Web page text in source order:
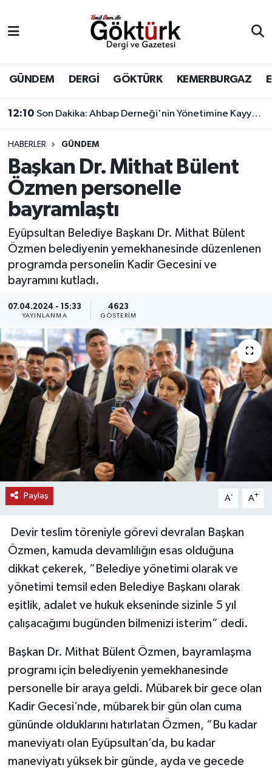
GÜNDEM DERGİ GÖKTÜRK KEMERBURGAZ
12:10 Son Dakika: Ahbap Derneği'nin Yönetimine Kayyum Atandı
HABERLER GÜNDEM
Başkan Dr. Mithat Bülent
Özmen personelle
bayramlaştı
Eyüpsultan Belediye Başkanı Dr. Mithat Bülent
Özmen belediyenin yemekhanesinde düzenlenen
programda personelin Kadir Gecesini ve
bayramını kutladı.
07.04.2024 - 15:33
YAYINLANMA
4623
GÖSTERIM
Paylaş A- A+
Devir teslim töreniyle görevi devralan Başkan
Özmen, kamuda devamlılığın esas olduğuna
dikkat çekerek, “Belediye yönetimi olarak ve
yönetimi temsil eden Belediye Başkanı olarak
eşitlik, adalet ve hukuk ekseninde sizinle 5 yıl
çalışacağımı bugünden bilmenizi isterim” dedi.
Başkan Dr. Mithat Bülent Özmen, bayramlaşma
programı için belediyenin yemekhanesinde
personelle bir araya geldi. Mübarek bir gece olan
Kadir Gecesi’nde, mübarek bir gün olan cuma
gününde olduklarını hatırlatan Özmen, “Bu kadar
maneviyatı olan Eyüpsultan’da, bu kadar
maneviyatı yüksek bir günde, ayda ve gecede
BİLİM
DERGİ
DÜNYA
EĞİTİM
EKONOMİ
GÖKTÜRK
GÜNDEM
MAGAZİN
ÖZEL HABER
SAĞLIK
SPOR
TEKNOLOJİ
Eyüpsultan Hava Durumu
Eyüpsultan Trafik Yoğunluk Haritası
Süper Lig Puan Durumu ve Fikstür
Tüm Manşetler
Son Dakika Haberleri
Haber Arşivi